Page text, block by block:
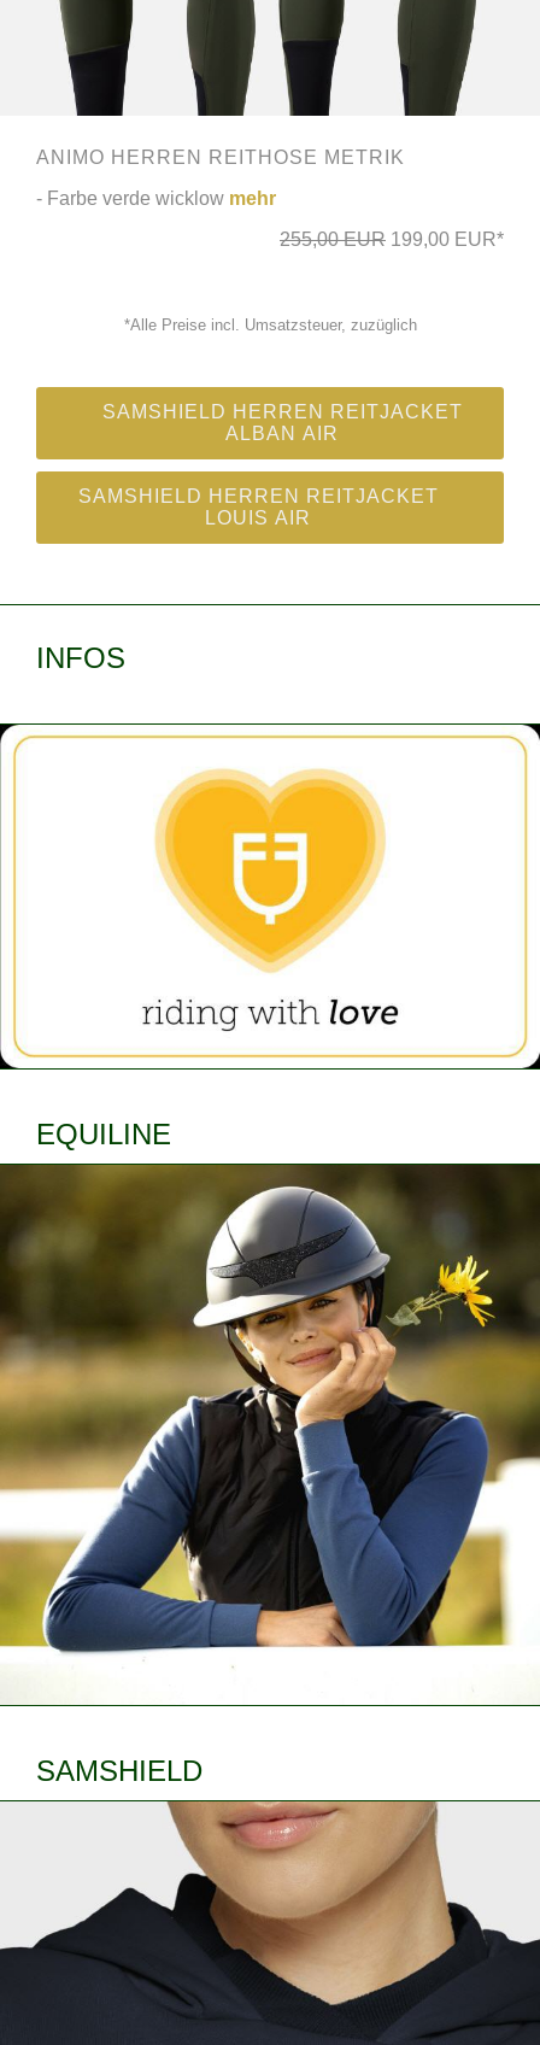
ANIMO HERREN REITHOSE METRIK
- Farbe verde wicklow mehr
255,00 EUR 199,00 EUR*
*Alle Preise incl. Umsatzsteuer, zuzüglich
SAMSHIELD HERREN REITJACKET
ALBAN AIR
SAMSHIELD HERREN REITJACKET
LOUIS AIR
INFOS
EQUILINE
SAMSHIELD